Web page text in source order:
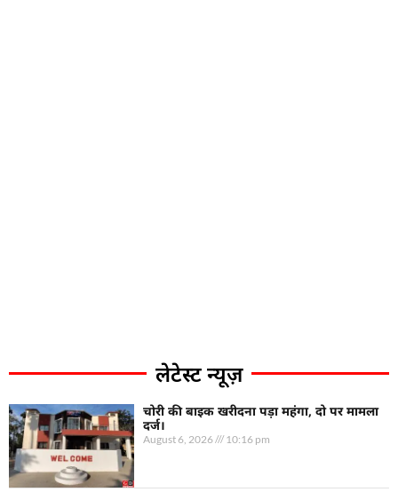
लेटेस्ट न्यूज़
चोरी की बाइक खरीदना पड़ा महंगा, दो पर मामला
दर्ज।
August 6, 2026 10:16 pm